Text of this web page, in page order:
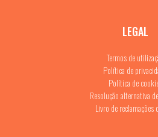
LEGAL
Termos de
Política de
Política de
Resolução alternativa
Livro de reclamações